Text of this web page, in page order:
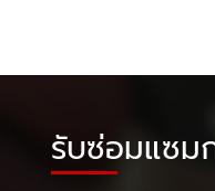
รับซ่อมแซม